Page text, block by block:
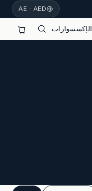
AE · AED
الإكسسوارات